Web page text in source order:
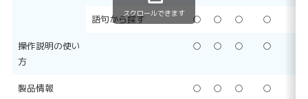
語句から探す ○ ○ ○ ○
操作説明の使い
方
○ ○ ○ ○
製品情報 ○ ○ ○ ○
スクロールできます